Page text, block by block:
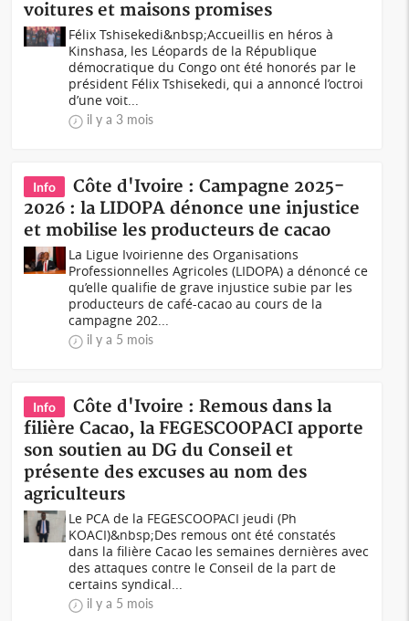
voitures et maisons promises
Félix Tshisekedi&nbsp;Accueillis en héros à
Kinshasa, les Léopards de la République
démocratique du Congo ont été honorés par le
président Félix Tshisekedi, qui a annoncé l’octroi
d’une voit...
il y a 3 mois
Info
Côte d'Ivoire : Campagne 2025-
2026 : la LIDOPA dénonce une injustice
et mobilise les producteurs de cacao
La Ligue Ivoirienne des Organisations
Professionnelles Agricoles (LIDOPA) a dénoncé ce
qu’elle qualifie de grave injustice subie par les
producteurs de café-cacao au cours de la
campagne 202...
il y a 5 mois
Info
Côte d'Ivoire : Remous dans la
filière Cacao, la FEGESCOOPACI apporte
son soutien au DG du Conseil et
présente des excuses au nom des
agriculteurs
Le PCA de la FEGESCOOPACI jeudi (Ph
KOACI)&nbsp;Des remous ont été constatés
dans la filière Cacao les semaines dernières avec
des attaques contre le Conseil de la part de
certains syndical...
il y a 5 mois